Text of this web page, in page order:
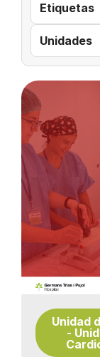
Etiquetas
Unidades
Unidad
-